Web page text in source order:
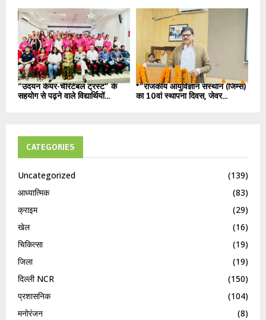
“उदयन केयर-चैरिटेबल ट्रस्ट” के
सहयोग से पढ़ने वाले विद्यार्थियों...
*”राजकीय आयुर्विज्ञान संस्थान (जिम्स)
का 10वां स्थापना दिवस, जेवर...
CATEGORIES
Uncategorized
(139)
आध्यात्मिक
(83)
क्राइम
(29)
खेल
(16)
चिकित्सा
(19)
जिला
(19)
दिल्ली NCR
(150)
प्रशासनिक
(104)
मनोरंजन
(8)